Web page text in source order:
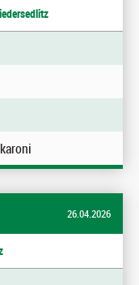
26.04.2026